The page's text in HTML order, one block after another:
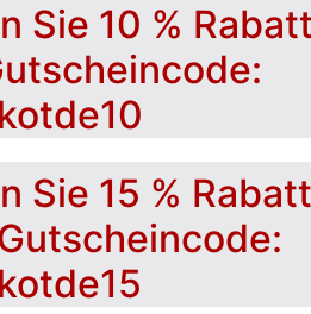
Sie 10 %
Sie 15 %